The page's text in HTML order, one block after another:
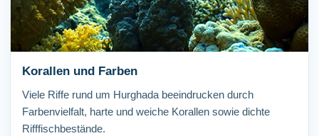
Korallen und Farben
Viele Riffe rund um Hurghada beeindrucken durch
Farbenvielfalt, harte und weiche Korallen sowie dichte
Rifffischbestände.